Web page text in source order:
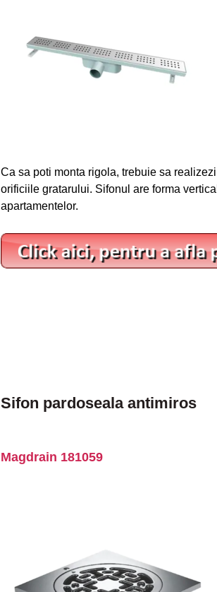
Ca sa poti monta rigola, trebuie sa
orificiile gratarului. Sifonul are forma
apartamentelor.
Sifon pardoseala antimiros
Magdrain 181059